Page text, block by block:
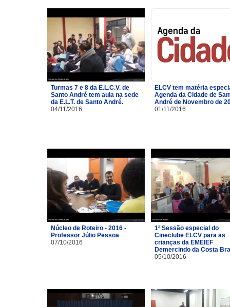
Turmas 7 e 8 da E.L.C.V. de
Santo André tem aula na sede
da E.L.T. de Santo André.
04/11/2016
ELCV tem matéria
Agenda da Cidade de
André de Novembro de
01/11/2016
Núcleo de Roteiro - 2016 -
Professor Júlio Pessoa
07/10/2016
1ª Sessão especial do
Cineclube ELCV para as
crianças da EMEIEF
Demercindo da Costa
05/10/2016